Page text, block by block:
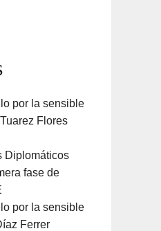
por la sensible
Flores
Diplomáticos
fase de
por la sensible
Ferrer